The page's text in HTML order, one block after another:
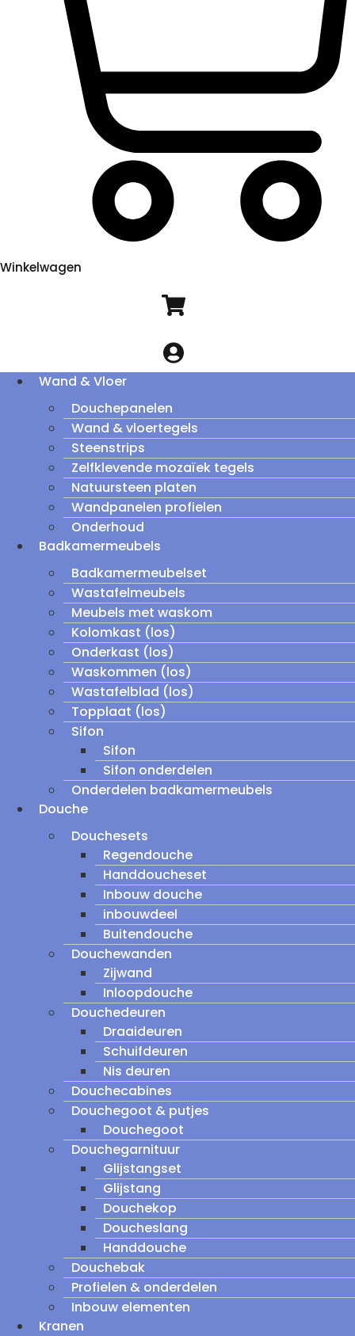
Winkelwagen
Wand & Vloer
Douchepanelen
Wand & vloertegels
Steenstrips
Zelfklevende mozaïek tegels
Natuursteen platen
Wandpanelen profielen
Onderhoud
Badkamermeubels
Badkamermeubelset
Wastafelmeubels
Meubels met waskom
Kolomkast (los)
Onderkast (los)
Waskommen (los)
Wastafelblad (los)
Topplaat (los)
Sifon
Sifon
Sifon onderdelen
Onderdelen badkamermeubels
Douche
Douchesets
Regendouche
Handdoucheset
Inbouw douche
inbouwdeel
Buitendouche
Douchewanden
Zijwand
Inloopdouche
Douchedeuren
Draaideuren
Schuifdeuren
Nis deuren
Douchecabines
Douchegoot & putjes
Douchegoot
Douchegarnituur
Glijstangset
Glijstang
Douchekop
Doucheslang
Handdouche
Douchebak
Profielen & onderdelen
Inbouw elementen
Kranen